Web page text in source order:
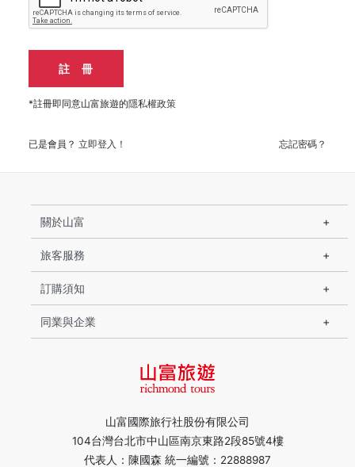
註 冊
*註冊即同意山富旅遊的隱私權政策
已是會員？ 立即登入！ 忘記密碼？
山富國際旅行社股份有限公司
104台灣台北市中山區南京東路2段85號4樓
代表人：陳國森 統一編號：22888987
關於山富
旅客服務
訂購須知
同業與企業